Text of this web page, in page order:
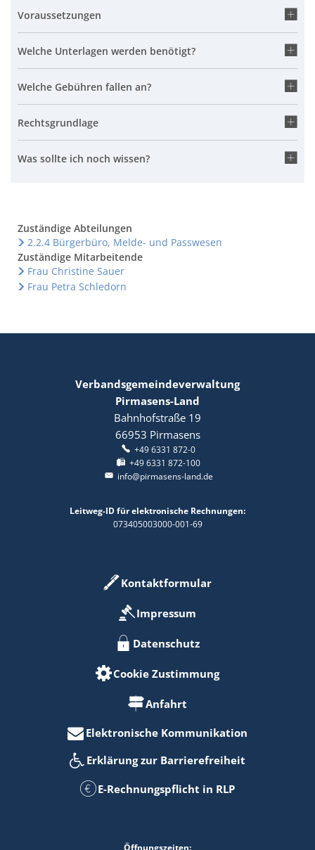
Voraussetzungen
Welche Unterlagen werden benötigt?
Welche Gebühren fallen an?
Rechtsgrundlage
Was sollte ich noch wissen?
Zuständige Abteilungen
2.2.4 Bürgerbüro, Melde- und Passwesen
Zuständige Mitarbeitende
Frau Christine Sauer
Frau Petra Schledorn
Verbandsgemeindeverwaltung
Pirmasens-Land
Bahnhofstraße 19
66953 Pirmasens
+49 6331 872-0
+49 6331 872-100
info@pirmasens-land.de
Leitweg-ID für elektronische Rechnungen:
073405003000-001-69
Kontaktformular
Impressum
Datenschutz
Cookie Zustimmung
Anfahrt
Elektronische Kommunikation
Erklärung zur Barrierefreiheit
E-Rechnungspflicht in RLP
Öffnungszeiten: